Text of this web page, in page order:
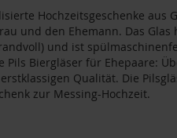
Hochzeitsgeschenke aus
und den Ehemann. Das Glas
und ist
Pils Biergläser für Ehepaare:
Qualität. Die
zur Messing-Hochzeit.